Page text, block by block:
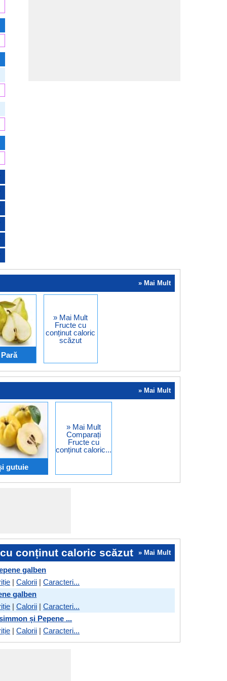
» Mai Mult
Pară
» Mai Mult
Fructe cu
conținut caloric
scăzut
» Mai Mult
gutuie
» Mai Mult
Comparați
Fructe cu
conținut caloric...
conținut caloric scăzut » Mai Mult
galben
|Calorii |Caracteri...
galben
|Calorii |Caracteri...
și Pepene ...
|Calorii |Caracteri...